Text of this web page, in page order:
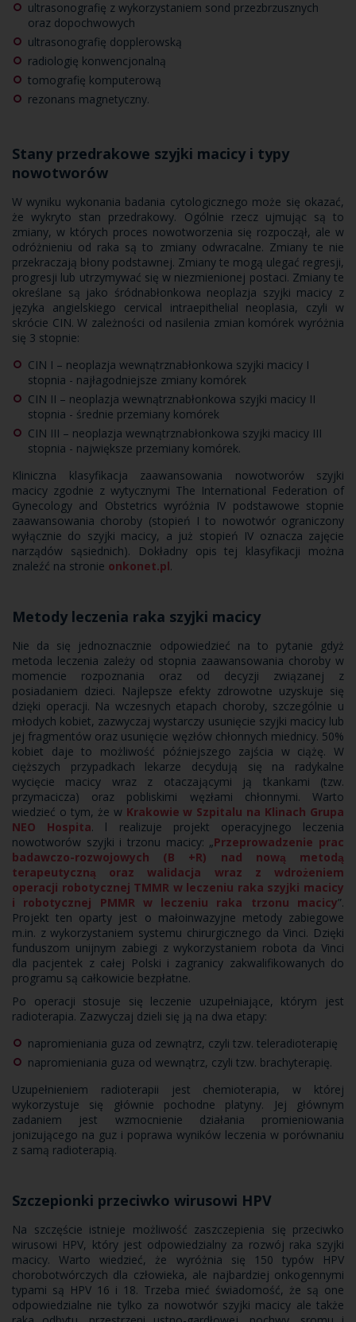
ultrasonografię z wykorzystaniem sond przezbrzusznych
oraz dopochwowych
ultrasonografię dopplerowską
radiologię konwencjonalną
tomografię komputerową
rezonans magnetyczny.
Stany przedrakowe szyjki macicy i typy
nowotworów
W wyniku wykonania badania cytologicznego może się okazać,
że wykryto stan przedrakowy. Ogólnie rzecz ujmując są to
zmiany, w których proces nowotworzenia się rozpoczął, ale w
odróżnieniu od raka są to zmiany odwracalne. Zmiany te nie
przekraczają błony podstawnej. Zmiany te mogą ulegać regresji,
progresji lub utrzymywać się w niezmienionej postaci. Zmiany te
określane są jako śródnabłonkowa neoplazja szyjki macicy z
języka angielskiego cervical intraepithelial neoplasia, czyli w
skrócie CIN. W zależności od nasilenia zmian komórek wyróżnia
się 3 stopnie:
CIN I – neoplazja wewnątrznabłonkowa szyjki macicy I
stopnia - najłagodniejsze zmiany komórek
CIN II – neoplazja wewnątrznabłonkowa szyjki macicy II
stopnia - średnie przemiany komórek
CIN III – neoplazja wewnątrznabłonkowa szyjki macicy III
stopnia - największe przemiany komórek.
Kliniczna klasyfikacja zaawansowania nowotworów szyjki
macicy zgodnie z wytycznymi The International Federation of
Gynecology and Obstetrics wyróżnia IV podstawowe stopnie
zaawansowania choroby (stopień I to nowotwór ograniczony
wyłącznie do szyjki macicy, a już stopień IV oznacza zajęcie
narządów sąsiednich). Dokładny opis tej klasyfikacji można
znaleźć na stronie onkonet.pl.
Metody leczenia raka szyjki macicy
Nie da się jednoznacznie odpowiedzieć na to pytanie gdyż
metoda leczenia zależy od stopnia zaawansowania choroby w
momencie rozpoznania oraz od decyzji związanej z
posiadaniem dzieci. Najlepsze efekty zdrowotne uzyskuje się
dzięki operacji. Na wczesnych etapach choroby, szczególnie u
młodych kobiet, zazwyczaj wystarczy usunięcie szyjki macicy lub
jej fragmentów oraz usunięcie węzłów chłonnych miednicy. 50%
kobiet daje to możliwość późniejszego zajścia w ciążę. W
cięższych przypadkach lekarze decydują się na radykalne
wycięcie macicy wraz z otaczającymi ją tkankami (tzw.
przymacicza) oraz pobliskimi węzłami chłonnymi. Warto
wiedzieć o tym, że w Krakowie w Szpitalu na Klinach Grupa
NEO Hospita. l realizuje projekt operacyjnego leczenia
nowotworów szyjki i trzonu macicy: „Przeprowadzenie prac
badawczo-rozwojowych (B +R) nad nową metodą
terapeutyczną oraz walidacja wraz z wdrożeniem
operacji robotycznej TMMR w leczeniu raka szyjki macicy
i robotycznej PMMR w leczeniu raka trzonu macicy”.
Projekt ten oparty jest o małoinwazyjne metody zabiegowe
m.in. z wykorzystaniem systemu chirurgicznego da Vinci. Dzięki
funduszom unijnym zabiegi z wykorzystaniem robota da Vinci
dla pacjentek z całej Polski i zagranicy zakwalifikowanych do
programu są całkowicie bezpłatne.
Po operacji stosuje się leczenie uzupełniające, którym jest
radioterapia. Zazwyczaj dzieli się ją na dwa etapy:
napromieniania guza od zewnątrz, czyli tzw. teleradioterapię
napromieniania guza od wewnątrz, czyli tzw. brachyterapię.
Uzupełnieniem radioterapii jest chemioterapia, w której
wykorzystuje się głównie pochodne platyny. Jej głównym
zadaniem jest wzmocnienie działania promieniowania
jonizującego na guz i poprawa wyników leczenia w porównaniu
z samą radioterapią.
Szczepionki przeciwko wirusowi HPV
Na szczęście istnieje możliwość zaszczepienia się przeciwko
wirusowi HPV, który jest odpowiedzialny za rozwój raka szyjki
macicy. Warto wiedzieć, że wyróżnia się 150 typów HPV
chorobotwórczych dla człowieka, ale najbardziej onkogennymi
typami są HPV 16 i 18. Trzeba mieć świadomość, że są one
odpowiedzialne nie tylko za nowotwór szyjki macicy ale także